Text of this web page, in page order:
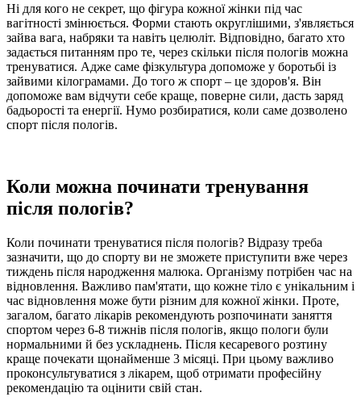
Ні для кого не секрет, що фігура кожної жінки під час
вагітності змінюється. Форми стають округлішими, з'являється
зайва вага, набряки та навіть целюліт. Відповідно, багато хто
задається питанням про те, через скільки після пологів можна
тренуватися. Адже саме фізкультура допоможе у боротьбі із
зайвими кілограмами. До того ж спорт – це здоров'я. Він
допоможе вам відчути себе краще, поверне сили, дасть заряд
бадьорості та енергії. Нумо розбиратися, коли саме дозволено
спорт після пологів.
Коли можна починати тренування
після пологів?
Коли починати тренуватися після пологів? Відразу треба
зазначити, що до спорту ви не зможете приступити вже через
тиждень після народження малюка. Організму потрібен час на
відновлення. Важливо пам'ятати, що кожне тіло є унікальним і
час відновлення може бути різним для кожної жінки. Проте,
загалом, багато лікарів рекомендують розпочинати заняття
спортом через 6-8 тижнів після пологів, якщо пологи були
нормальними й без ускладнень. Після кесаревого розтину
краще почекати щонайменше 3 місяці. При цьому важливо
проконсультуватися з лікарем, щоб отримати професійну
рекомендацію та оцінити свій стан.